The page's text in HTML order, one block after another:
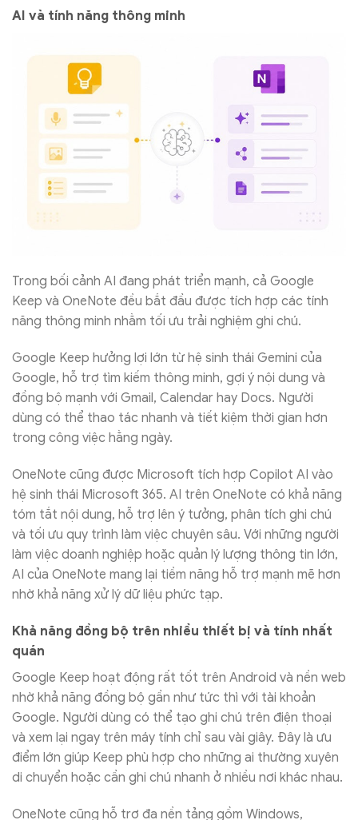
AI và tính năng thông minh
Trong bối cảnh AI đang phát triển mạnh, cả Google
Keep và OneNote đều bắt đầu được tích hợp các tính
năng thông minh nhằm tối ưu trải nghiệm ghi chú.
Google Keep hưởng lợi lớn từ hệ sinh thái Gemini của
Google, hỗ trợ tìm kiếm thông minh, gợi ý nội dung và
đồng bộ mạnh với Gmail, Calendar hay Docs. Người
dùng có thể thao tác nhanh và tiết kiệm thời gian hơn
trong công việc hằng ngày.
OneNote cũng được Microsoft tích hợp Copilot AI vào
hệ sinh thái Microsoft 365. AI trên OneNote có khả năng
tóm tắt nội dung, hỗ trợ lên ý tưởng, phân tích ghi chú
và tối ưu quy trình làm việc chuyên sâu. Với những người
làm việc doanh nghiệp hoặc quản lý lượng thông tin lớn,
AI của OneNote mang lại tiềm năng hỗ trợ mạnh mẽ hơn
nhờ khả năng xử lý dữ liệu phức tạp.
Khả năng đồng bộ trên nhiều thiết bị và tính nhất
quán
Google Keep hoạt động rất tốt trên Android và nền web
nhờ khả năng đồng bộ gần như tức thì với tài khoản
Google. Người dùng có thể tạo ghi chú trên điện thoại
và xem lại ngay trên máy tính chỉ sau vài giây. Đây là ưu
điểm lớn giúp Keep phù hợp cho những ai thường xuyên
di chuyển hoặc cần ghi chú nhanh ở nhiều nơi khác nhau.
OneNote cũng hỗ trợ đa nền tảng gồm Windows,